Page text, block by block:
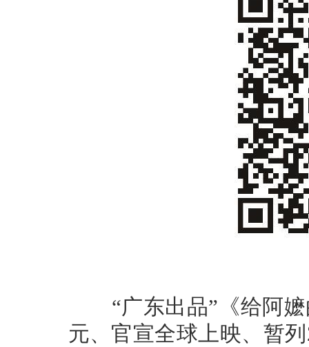
“广东出品”《给阿嬷
元、官宣全球上映、暂